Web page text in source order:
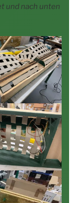
und nach unten